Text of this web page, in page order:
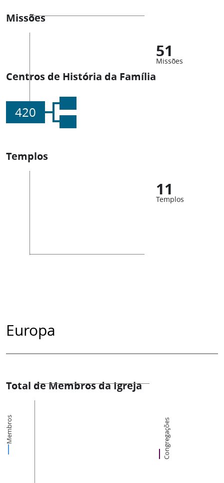
Missões
51
Missões
Centros de História da Família
420
Templos
11
Templos
Europa
Total de Membros da Igreja
Membros Congregações